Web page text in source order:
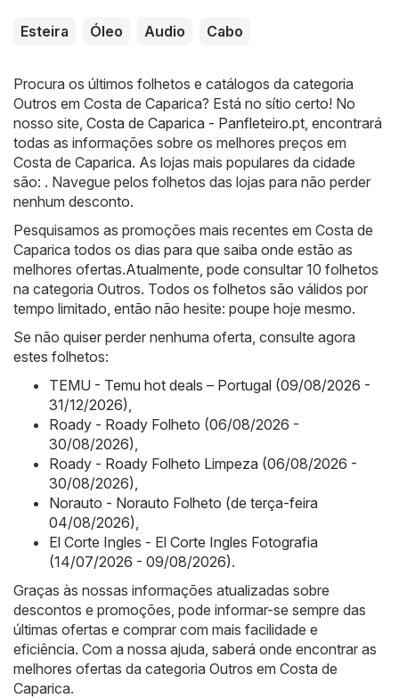
Esteira Óleo Audio Cabo
Procura os últimos folhetos e catálogos da categoria
Outros em Costa de Caparica? Está no sítio certo! No
nosso site, Costa de Caparica - Panfleteiro.pt, encontrará
todas as informações sobre os melhores preços em
Costa de Caparica. As lojas mais populares da cidade
são: . Navegue pelos folhetos das lojas para não perder
nenhum desconto.
Pesquisamos as promoções mais recentes em Costa de
Caparica todos os dias para que saiba onde estão as
melhores ofertas.Atualmente, pode consultar 10 folhetos
na categoria Outros. Todos os folhetos são válidos por
tempo limitado, então não hesite: poupe hoje mesmo.
Se não quiser perder nenhuma oferta, consulte agora
estes folhetos:
TEMU - Temu hot deals – Portugal (09/08/2026 -
31/12/2026),
Roady - Roady Folheto (06/08/2026 -
30/08/2026),
Roady - Roady Folheto Limpeza (06/08/2026 -
30/08/2026),
Norauto - Norauto Folheto (de terça-feira
04/08/2026),
El Corte Ingles - El Corte Ingles Fotografia
(14/07/2026 - 09/08/2026).
Graças às nossas informações atualizadas sobre
descontos e promoções, pode informar-se sempre das
últimas ofertas e comprar com mais facilidade e
eficiência. Com a nossa ajuda, saberá onde encontrar as
melhores ofertas da categoria Outros em Costa de
Caparica.